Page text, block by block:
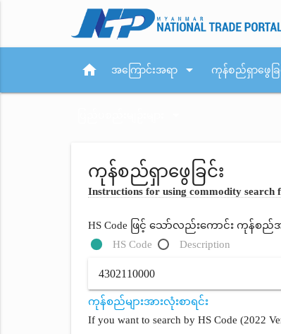
home အကြောင်းအရာ arrow_drop_down ကုန်စည်ရှာဖွေခြ
ကုန်စည်ရှာဖွေခြင်း
Instructions for using commodity search
HS Code ဖြင့် သော်လည်းကောင်း ကုန်စ
HS Code
Description
ကုန်စည်များအားလုံးစာရင်း
If you want to search by HS Code (2022